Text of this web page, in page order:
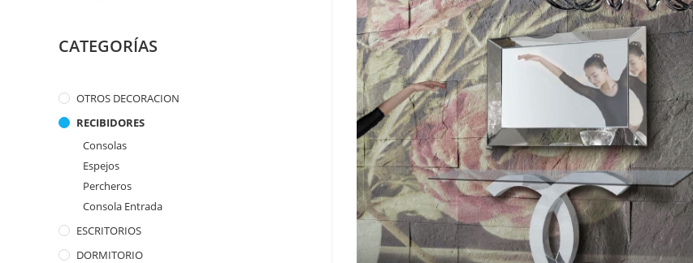
CATEGORÍAS
OTROS DECORACION
RECIBIDORES
Consolas
Espejos
Percheros
Consola Entrada
ESCRITORIOS
DORMITORIO